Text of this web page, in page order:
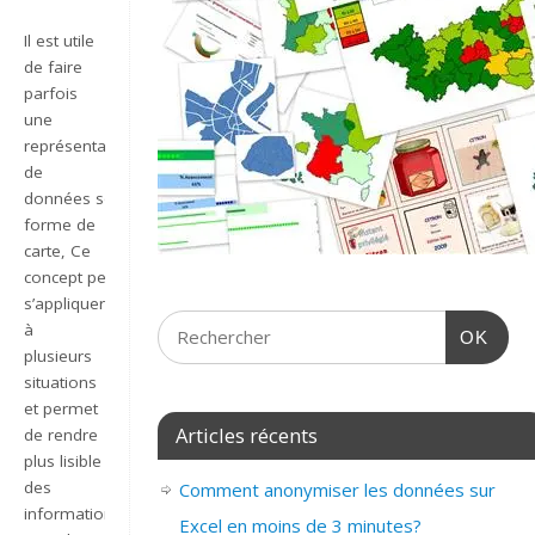
Il est utile
de faire
parfois
une
représentation
de
données sous
forme de
carte, Ce
concept peut
s’appliquer
à
plusieurs
situations
et permet
de rendre
plus lisible
des
informations
OK
Articles récents
Comment anonymiser les données sur
Excel en moins de 3 minutes?